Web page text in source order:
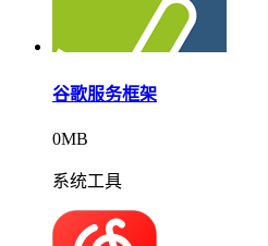
谷歌服务框架
0MB
系统工具